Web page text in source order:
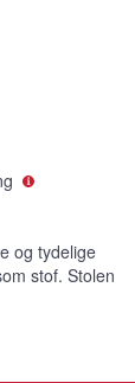
og tydelige
stof. Stolen